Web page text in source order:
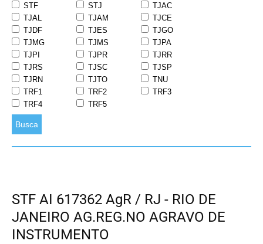
STF STJ
TJAC
TJAL
TJAM
TJCE
TJDF
TJES
TJGO
TJMG
TJMS
TJPA
TJPI
TJPR
TJRR
TJRS
TJSC
TJSP
TJRN
TJTO
TNU
TRF1
TRF2
TRF3
TRF4
TRF5
Busca
STF AI 617362 AgR / RJ - RIO DE
JANEIRO AG.REG.NO AGRAVO DE
INSTRUMENTO